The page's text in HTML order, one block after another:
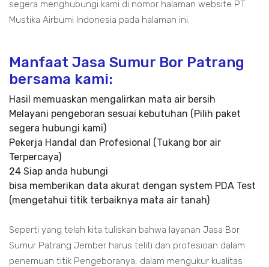
segera menghubungi kami di nomor halaman website PT.
Mustika Airbumi Indonesia pada halaman ini.
Manfaat Jasa Sumur Bor Patrang
bersama kami:
Hasil memuaskan mengalirkan mata air bersih
Melayani pengeboran sesuai kebutuhan (Pilih paket
segera hubungi kami)
Pekerja Handal dan Profesional (Tukang bor air
Terpercaya)
24 Siap anda hubungi
bisa memberikan data akurat dengan system PDA Test
(mengetahui titik terbaiknya mata air tanah)
Seperti yang telah kita tuliskan bahwa layanan Jasa Bor
Sumur Patrang Jember harus teliti dan profesioan dalam
penemuan titik Pengeboranya, dalam mengukur kualitas